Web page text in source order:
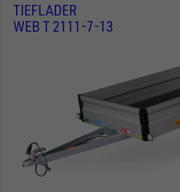
TIEFLADER
WEB T 2111-7-13